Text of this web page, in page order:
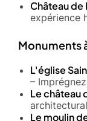
Château de
expérience
Monuments
L'église
–
Le château
Le moulin